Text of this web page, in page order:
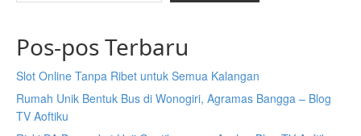
Pos-pos Terbaru
Slot Online Tanpa Ribet untuk Semua Kalangan
Rumah Unik Bentuk Bus di Wonogiri, Agramas Bangga – Blog
TV Aoftiku